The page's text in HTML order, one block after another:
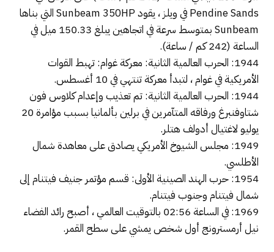
Pendine Sands في ويلز ، يقود Sunbeam 350HP التي بناها
Sunbeam بمتوسط ​​سرعة في اتجاهين يبلغ 150.33 ميل في
الساعة (242 كم / ساعة).
1944: الحرب العالمية الثانية: معركة غوام: تهبط القوات
الأمريكية في غوام ، لتبدأ معركة تنتهي في 10 أغسطس.
1944: الحرب العالمية الثانية: تم تعذيب وإعدام كلاوس فون
شتاوفنبرغ ورفاقه المتآمرين في برلين بألمانيا بسبب مؤامرة 20
يوليو لاغتيال أدولف هتلر.
1949: مجلس الشيوخ الأمريكي يصادق على معاهدة شمال
الأطلسي.
1954: حرب الهند الصينية الأولى: قسم مؤتمر جنيف فيتنام إلى
شمال فيتنام وجنوب فيتنام.
1969: في الساعة 02:56 بالتوقيت العالمي ، أصبح رائد الفضاء
نيل أرمسترونج أول شخص يمشي على سطح القمر.